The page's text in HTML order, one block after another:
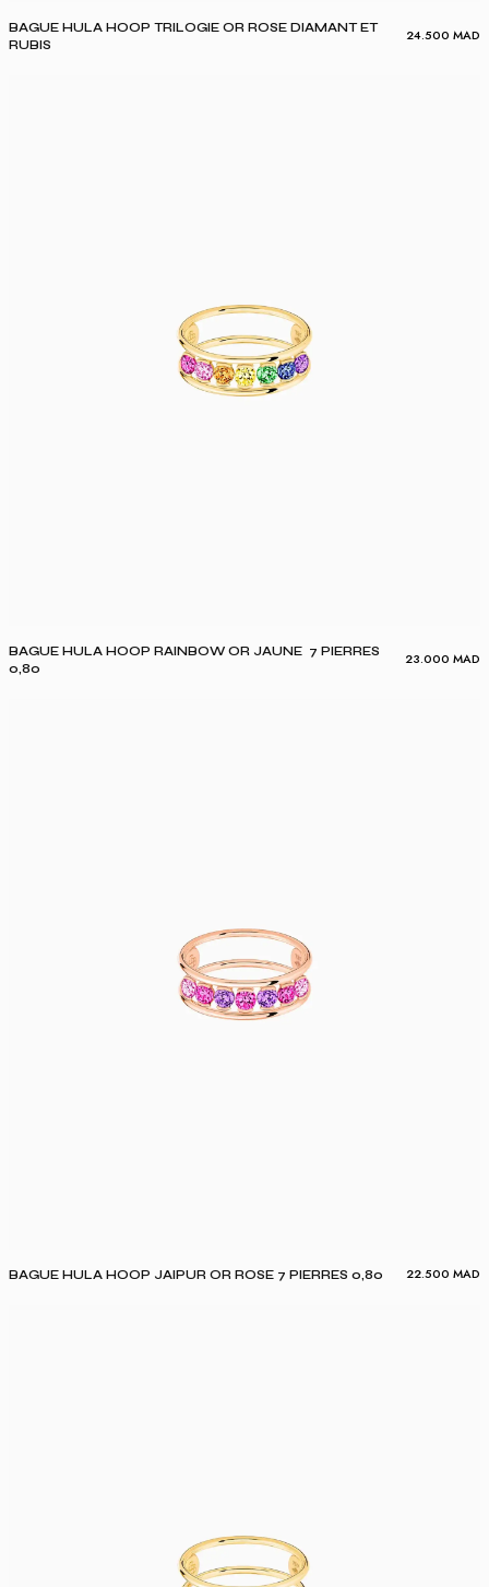
BAGUE HULA HOOP TRILOGIE OR ROSE DIAMANT ET
RUBIS
24.500 MAD
BAGUE HULA HOOP RAINBOW OR JAUNE 7 PIERRES
0,80
23.000 MAD
BAGUE HULA HOOP JAIPUR OR ROSE 7 PIERRES 0,80 22.500 MAD